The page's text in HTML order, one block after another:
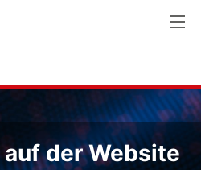
der Website